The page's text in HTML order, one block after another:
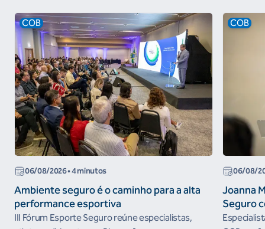
COB
06/08/2026• 4 minutos
Ambiente seguro é o caminho para a alta
performance esportiva
III Fórum Esporte Seguro reúne especialistas,
COB
06/08/
Joanna
Seguro